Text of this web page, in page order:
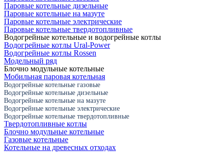
Паровые котельные дизельные
Паровые котельные на мазуте
Паровые котельные электрические
Паровые котельные твердотопливные
Водогрейные котельные и водогрейные котлы
Водогрейные котлы Ural-Power
Водогрейные котлы Rossen
Модельный ряд
Блочно модульные котельные
Мобильная паровая котельная
Водогрейные котельные газовые
Водогрейные котельные дизельные
Водогрейные котельные на мазуте
Водогрейные котельные электрические
Водогрейные котельные твердотопливные
Твердотопливные котлы
Блочно модульные котельные
Газовые котельные
Котельные на древесных отходах